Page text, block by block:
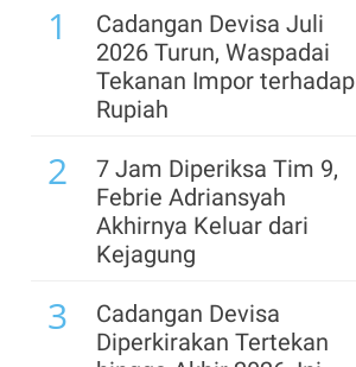
1
Cadangan Devisa Juli
2026 Turun, Waspadai
Tekanan Impor terhadap
Rupiah
2
7 Jam Diperiksa Tim 9,
Febrie Adriansyah
Akhirnya Keluar dari
Kejagung
3
Cadangan Devisa
Diperkirakan Tertekan